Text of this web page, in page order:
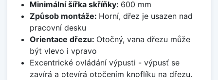
Minimální šířka skříňky: 600 mm
Způsob montáže: Horní, dřez je usazen nad
pracovní desku
Orientace dřezu: Otočný, vana dřezu může
být vlevo i vpravo
Excentrické ovládání výpusti - výpusť se
zavírá a otevírá otočením knoflíku na dřezu.